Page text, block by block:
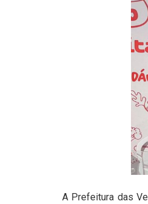
A Prefeitura das